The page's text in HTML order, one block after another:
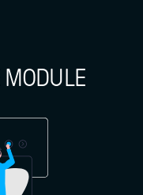
MODULE